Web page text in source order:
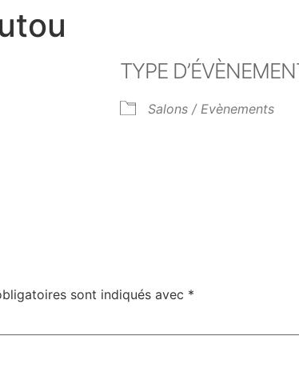
TYPE
Salons / Evènements
sont indiqués avec *